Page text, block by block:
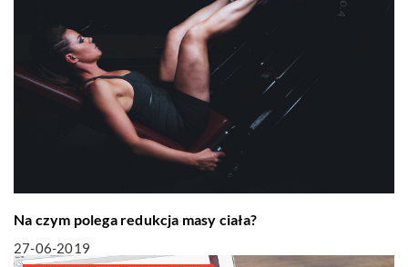
Na czym polega redukcja masy ciała?
27-06-2019